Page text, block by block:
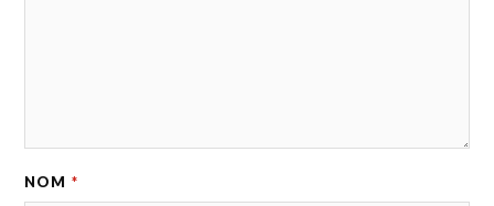
NOM *